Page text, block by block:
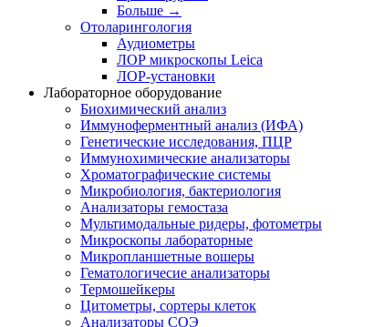
Больше →
Отоларингология
Аудиометры
ЛОР микроскопы Leica
ЛОР-установки
Лабораторное оборудование
Биохимический анализ
Иммуноферментный анализ (ИФА)
Генетические исследования, ПЦР
Иммунохимические анализаторы
Хроматографические системы
Микробиология, бактериология
Анализаторы гемостаза
Мультимодальные ридеры, фотометры
Микроскопы лабораторные
Микропланшетные вошеры
Гематологичесие анализаторы
Термошейкеры
Цитометры, сортеры клеток
Анализаторы СОЭ